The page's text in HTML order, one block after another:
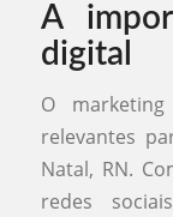
A
digital
O
relevantes
Natal, RN.
redes